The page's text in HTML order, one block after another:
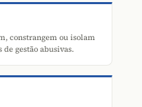
constrangem ou isolam
gestão abusivas.